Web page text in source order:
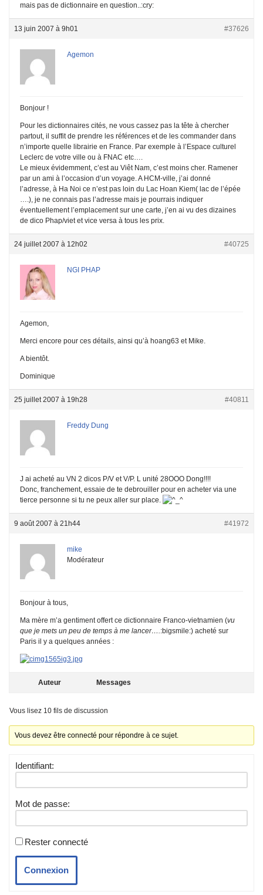
mais pas de dictionnaire en question..:cry:
13 juin 2007 à 9h01 #37626
Agemon
Bonjour !
Pour les dictionnaires cités, ne vous cassez pas la tête à chercher
partout, il suffit de prendre les références et de les commander dans
n’importe quelle librairie en France. Par exemple à l’Espace culturel
Leclerc de votre ville ou à FNAC etc….
Le mieux évidemment, c’est au Viêt Nam, c’est moins cher. Ramener
par un ami à l’occasion d’un voyage. A HCM-ville, j’ai donné
l’adresse, à Ha Noi ce n’est pas loin du Lac Hoan Kiem( lac de l’épée
….), je ne connais pas l’adresse mais je pourrais indiquer
éventuellement l’emplacement sur une carte, j’en ai vu des dizaines
de dico Phap/viet et vice versa à tous les prix.
24 juillet 2007 à 12h02 #40725
NGI PHAP
Agemon,
Merci encore pour ces détails, ainsi qu’à hoang63 et Mike.
A bientôt.
Dominique
25 juillet 2007 à 19h28 #40811
Freddy Dung
J ai acheté au VN 2 dicos P/V et V/P. L unité 28OOO Dong!!!!
Donc, franchement, essaie de te debrouiller pour en acheter via une
tierce personne si tu ne peux aller sur place.
9 août 2007 à 21h44 #41972
mike
Modérateur
Bonjour à tous,
Ma mère m’a gentiment offert ce dictionnaire Franco-vietnamien (vu
que je mets un peu de temps à me lancer…. :bigsmile:) acheté sur
Paris il y a quelques années :
Auteur Messages
Vous lisez 10 fils de discussion
Vous devez être connecté pour répondre à ce sujet.
Identifiant:
Mot de passe:
Rester connecté
Connexion